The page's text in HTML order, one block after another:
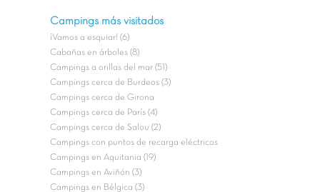
Campings más visitados
¡Vamos a esquiar! (6)
Cabañas en árboles (8)
Campings a orillas del mar (51)
Campings cerca de Burdeos (3)
Campings cerca de Girona
Campings cerca de París (4)
Campings cerca de Salou (2)
Campings con puntos de recarga eléctricos
Campings en Aquitania (19)
Campings en Aviñón (3)
Campings en Bélgica (3)